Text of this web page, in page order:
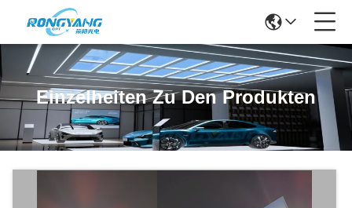
Einzelheiten Zu Den Produkten